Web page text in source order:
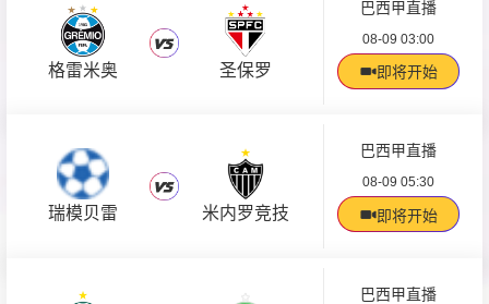
格雷米奥 圣保罗
巴西甲直播
08-09 03:00
即将开始
瑞模贝雷 米内罗竞技
巴西甲直播
08-09 05:30
即将开始
巴西甲直播